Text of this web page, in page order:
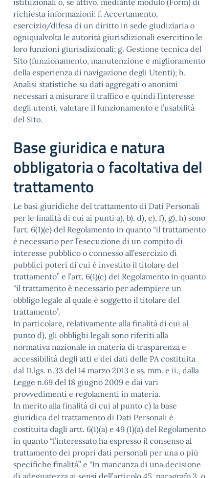
istituzionali o, se attivo, mediante modulo (Form) di
richiesta informazioni; f. Accertamento,
esercizio/difesa di un diritto in sede giudiziaria o
ogniqualvolta le autorità giurisdizionali esercitino le
loro funzioni giurisdizionali; g. Gestione tecnica del
Sito (funzionamento, manutenzione e miglioramento
della esperienza di navigazione degli Utenti); h.
Analisi statistiche su dati aggregati o anonimi
necessari a misurare il traffico e quindi l’interesse
degli utenti, valutare il funzionamento e l’usabilità
del Sito.
Base giuridica e natura
obbligatoria o facoltativa del
trattamento
Le basi giuridiche del trattamento di Dati Personali
per le finalità di cui ai punti a), b), d), e), f), g), h) sono
l’art. 6(1)(e) del Regolamento in quanto “il trattamento
è necessario per l’esecuzione di un compito di
interesse pubblico o connesso all’esercizio di
pubblici poteri di cui è investito il titolare del
trattamento” e l’art. 6(1)(c) del Regolamento in quanto
“il trattamento è necessario per adempiere un
obbligo legale al quale è soggetto il titolare del
trattamento”.
In particolare, relativamente alla finalità di cui al
punto d), gli obblighi legali sono riferiti alla
normativa nazionale in materia di trasparenza e
accessibilità degli atti e dei dati delle PA costituita
dal D.lgs. n.33 del 14 marzo 2013 e ss. mm. e ii., dalla
Legge n.69 del 18 giugno 2009 e dai vari
provvedimenti e regolamenti in materia.
In merito alla finalità di cui al punto c) la base
giuridica del trattamento di Dati Personali è
costituita dagli artt. 6(1)(a) e 49 (1)(a) del Regolamento
in quanto “l’interessato ha espresso il consenso al
trattamento dei propri dati personali per una o più
specifiche finalità” e “In mancanza di una decisione
di adeguatezza ai sensi dell’articolo 45, paragrafo 3, o